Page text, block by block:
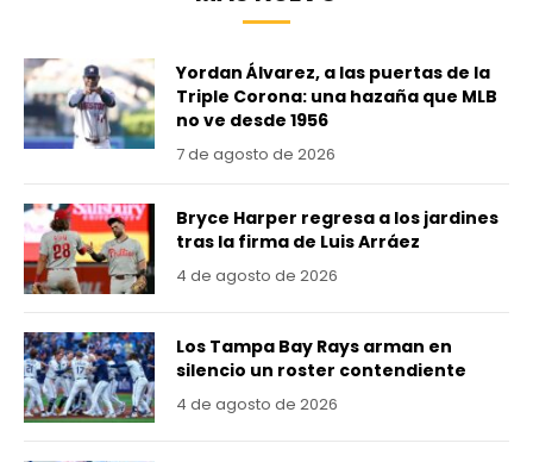
Yordan Álvarez, a las puertas de la
Triple Corona: una hazaña que MLB
no ve desde 1956
7 de agosto de 2026
Bryce Harper regresa a los jardines
tras la firma de Luis Arráez
4 de agosto de 2026
Los Tampa Bay Rays arman en
silencio un roster contendiente
4 de agosto de 2026